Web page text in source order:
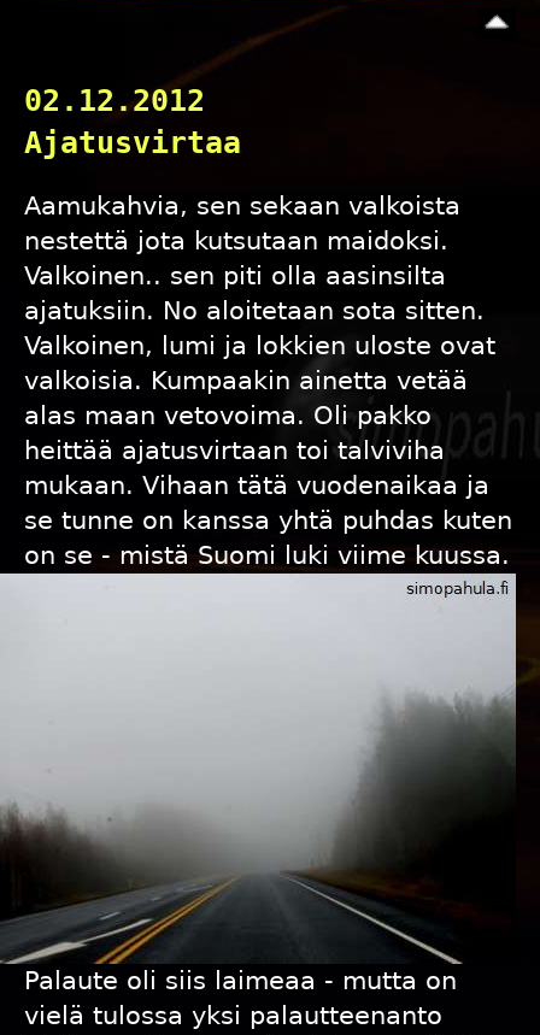
02.12.2012
Ajatusvirtaa
Aamukahvia, sen sekaan valkoista
nestettä jota kutsutaan maidoksi.
Valkoinen.. sen piti olla aasinsilta
ajatuksiin. No aloitetaan sota sitten.
Valkoinen, lumi ja lokkien uloste ovat
valkoisia. Kumpaakin ainetta vetää
alas maan vetovoima. Oli pakko
heittää ajatusvirtaan toi talviviha
mukaan. Vihaan tätä vuodenaikaa ja
se tunne on kanssa yhtä puhdas kuten
on se - mistä Suomi luki viime kuussa.
Palaute oli siis laimeaa - mutta on
vielä tulossa yksi palautteenanto